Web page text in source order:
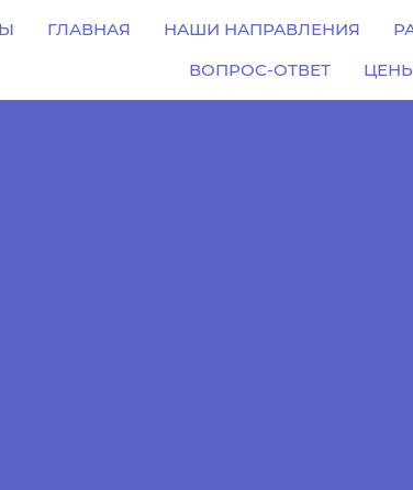
ГЛАВНАЯ НАШИ НАПРАВЛЕНИЯ
ВОПРОС-ОТВЕТ